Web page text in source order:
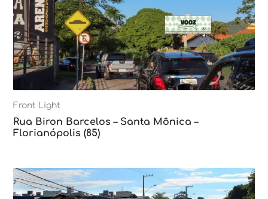
Front Light
Rua Biron Barcelos – Santa Mônica –
Florianópolis (85)